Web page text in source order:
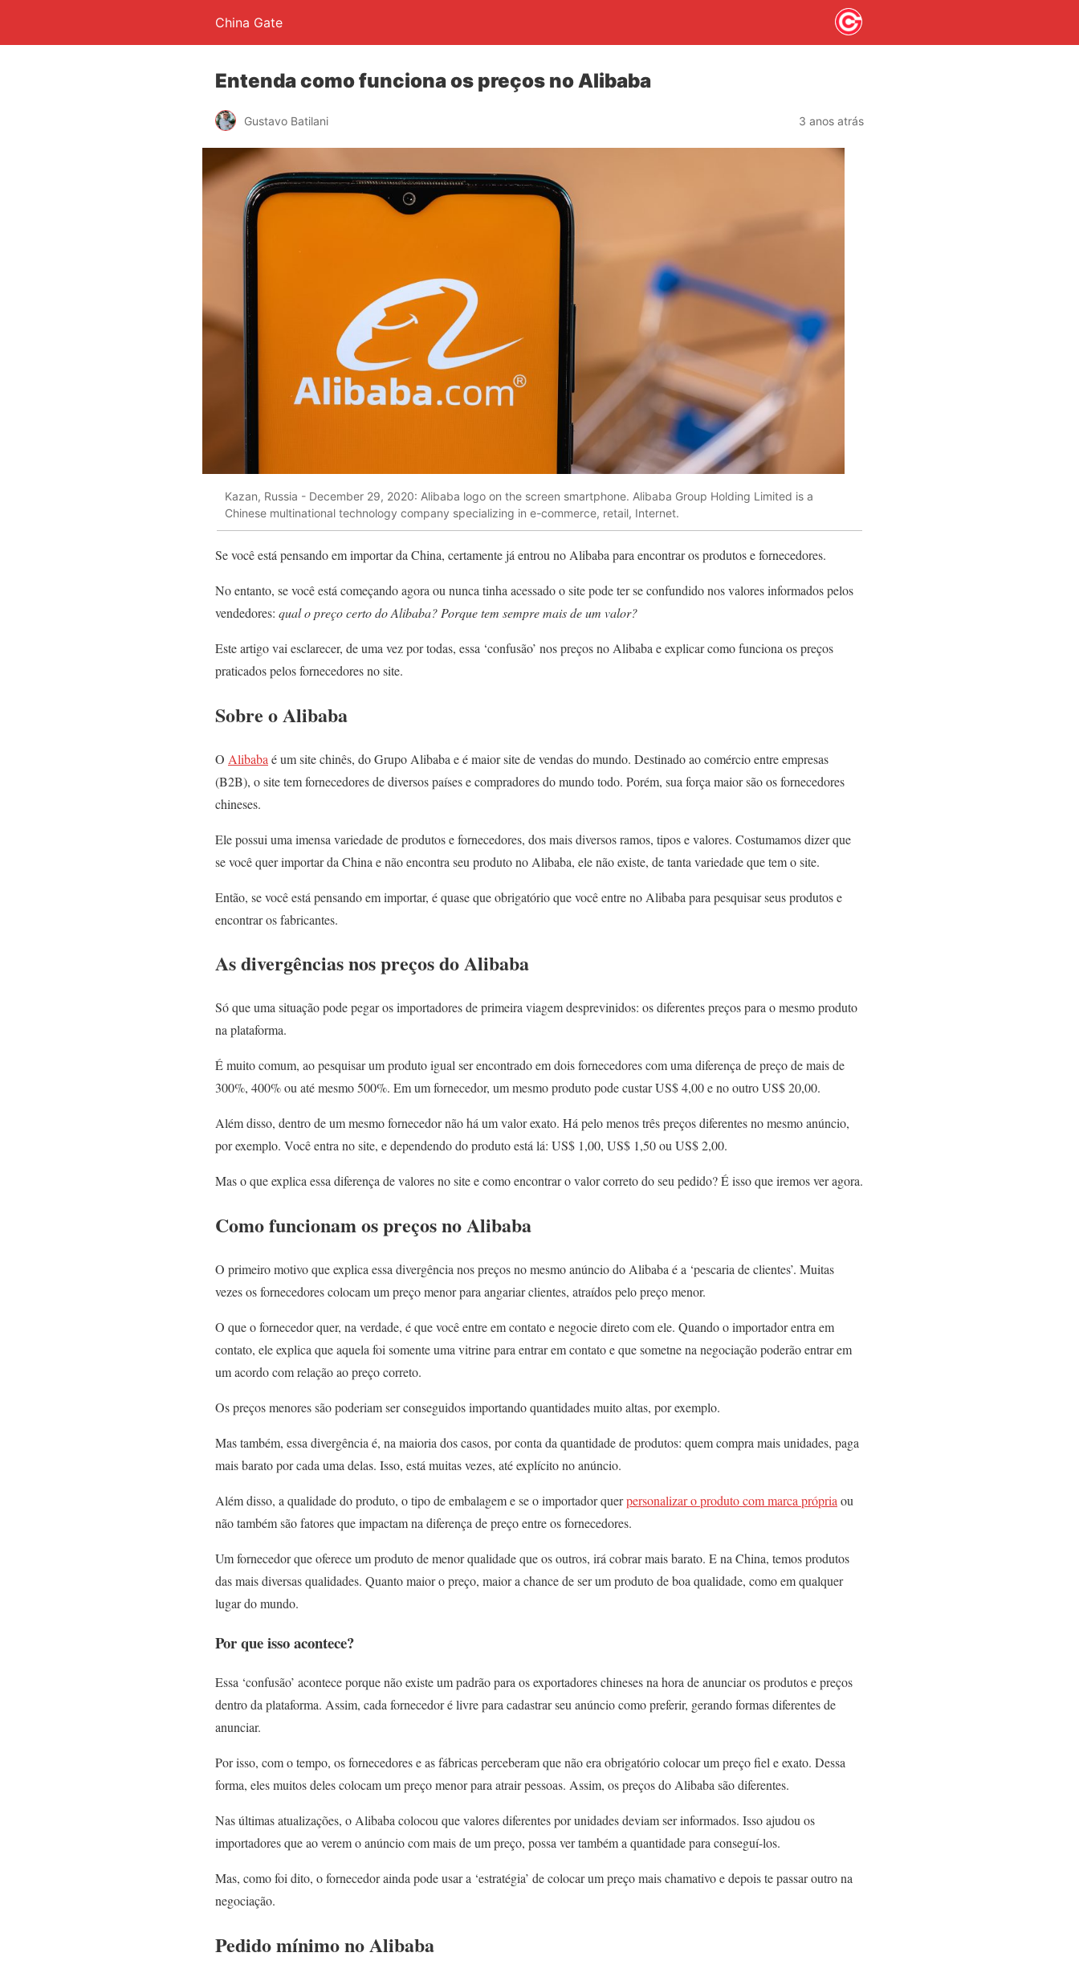
China Gate
Entenda como funciona os preços no Alibaba
Gustavo Batilani 3 anos atrás
Kazan, Russia - December 29, 2020: Alibaba logo on the screen smartphone. Alibaba Group Holding Limited is a
Chinese multinational technology company specializing in e-commerce, retail, Internet.
Se você está pensando em importar da China, certamente já entrou no Alibaba para encontrar os produtos e fornecedores.
No entanto, se você está começando agora ou nunca tinha acessado o site pode ter se confundido nos valores informados pelos
vendedores: qual o preço certo do Alibaba? Porque tem sempre mais de um valor?
Este artigo vai esclarecer, de uma vez por todas, essa ‘confusão’ nos preços no Alibaba e explicar como funciona os preços
praticados pelos fornecedores no site.
Sobre o Alibaba
O Alibaba é um site chinês, do Grupo Alibaba e é maior site de vendas do mundo. Destinado ao comércio entre empresas
(B2B), o site tem fornecedores de diversos países e compradores do mundo todo. Porém, sua força maior são os fornecedores
chineses.
Ele possui uma imensa variedade de produtos e fornecedores, dos mais diversos ramos, tipos e valores. Costumamos dizer que
se você quer importar da China e não encontra seu produto no Alibaba, ele não existe, de tanta variedade que tem o site.
Então, se você está pensando em importar, é quase que obrigatório que você entre no Alibaba para pesquisar seus produtos e
encontrar os fabricantes.
As divergências nos preços do Alibaba
Só que uma situação pode pegar os importadores de primeira viagem desprevinidos: os diferentes preços para o mesmo produto
na plataforma.
É muito comum, ao pesquisar um produto igual ser encontrado em dois fornecedores com uma diferença de preço de mais de
300%, 400% ou até mesmo 500%. Em um fornecedor, um mesmo produto pode custar US$ 4,00 e no outro US$ 20,00.
Além disso, dentro de um mesmo fornecedor não há um valor exato. Há pelo menos três preços diferentes no mesmo anúncio,
por exemplo. Você entra no site, e dependendo do produto está lá: US$ 1,00, US$ 1,50 ou US$ 2,00.
Mas o que explica essa diferença de valores no site e como encontrar o valor correto do seu pedido? É isso que iremos ver agora.
Como funcionam os preços no Alibaba
O primeiro motivo que explica essa divergência nos preços no mesmo anúncio do Alibaba é a ‘pescaria de clientes’. Muitas
vezes os fornecedores colocam um preço menor para angariar clientes, atraídos pelo preço menor.
O que o fornecedor quer, na verdade, é que você entre em contato e negocie direto com ele. Quando o importador entra em
contato, ele explica que aquela foi somente uma vitrine para entrar em contato e que sometne na negociação poderão entrar em
um acordo com relação ao preço correto.
Os preços menores são poderiam ser conseguidos importando quantidades muito altas, por exemplo.
Mas também, essa divergência é, na maioria dos casos, por conta da quantidade de produtos: quem compra mais unidades, paga
mais barato por cada uma delas. Isso, está muitas vezes, até explícito no anúncio.
Além disso, a qualidade do produto, o tipo de embalagem e se o importador querpersonalizar o produto com marca própria ou
não também são fatores que impactam na diferença de preço entre os fornecedores.
Um fornecedor que oferece um produto de menor qualidade que os outros, irá cobrar mais barato. E na China, temos produtos
das mais diversas qualidades. Quanto maior o preço, maior a chance de ser um produto de boa qualidade, como em qualquer
lugar do mundo.
Por que isso acontece?
Essa ‘confusão’ acontece porque não existe um padrão para os exportadores chineses na hora de anunciar os produtos e preços
dentro da plataforma. Assim, cada fornecedor é livre para cadastrar seu anúncio como preferir, gerando formas diferentes de
anunciar.
Por isso, com o tempo, os fornecedores e as fábricas perceberam que não era obrigatório colocar um preço fiel e exato. Dessa
forma, eles muitos deles colocam um preço menor para atrair pessoas. Assim, os preços do Alibaba são diferentes.
Nas últimas atualizações, o Alibaba colocou que valores diferentes por unidades deviam ser informados. Isso ajudou os
importadores que ao verem o anúncio com mais de um preço, possa ver também a quantidade para conseguí-los.
Mas, como foi dito, o fornecedor ainda pode usar a ‘estratégia’ de colocar um preço mais chamativo e depois te passar outro na
negociação.
Pedido mínimo no Alibaba